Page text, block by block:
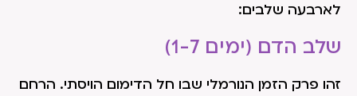
לארבעה שלבים:
שלב הדם (ימים 1-7)
זהו פרק הזמן הנורמלי שבו חל הדימום הויסתי. הרחם